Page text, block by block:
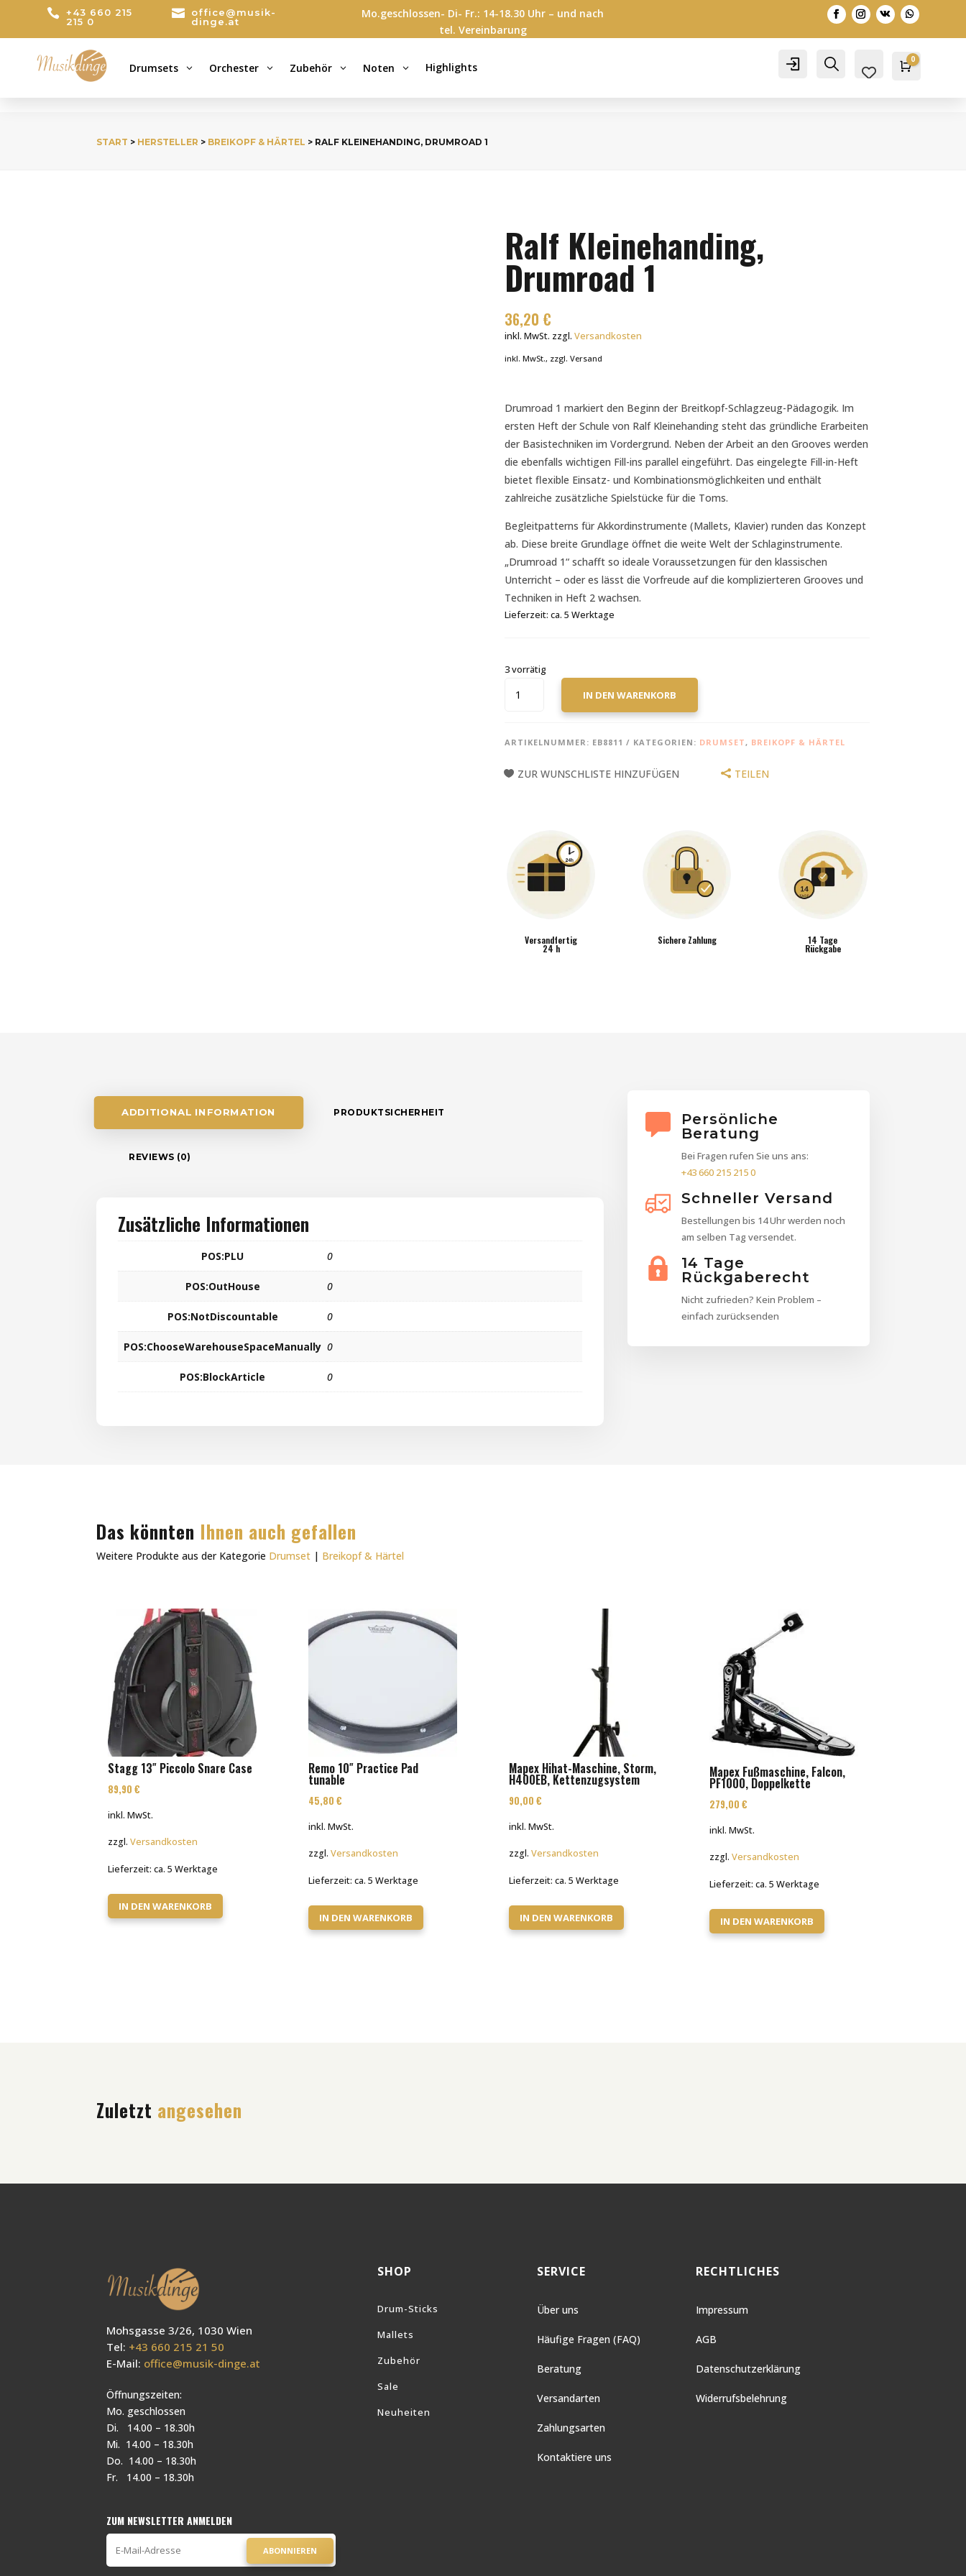
 +43 660 215
215 0

office@musik-
dinge.at
Mo.geschlossen- Di- Fr.: 14-18.30 Uhr – und nach
tel. Vereinbarung
Drumsets 3 Orchester 3 Zubehör 3 Noten 3 Highlights Account Search 0
START > HERSTELLER > BREIKOPF & HÄRTEL > RALF KLEINEHANDING, DRUMROAD 1
Ralf Kleinehanding,
Drumroad 1
36,20 €
inkl. MwSt. zzgl. Versandkosten
inkl. MwSt., zzgl. Versand
Drumroad 1 markiert den Beginn der Breitkopf-Schlagzeug-Pädagogik. Im
ersten Heft der Schule von Ralf Kleinehanding steht das gründliche Erarbeiten
der Basistechniken im Vordergrund. Neben der Arbeit an den Grooves werden
die ebenfalls wichtigen Fill-ins parallel eingeführt. Das eingelegte Fill-in-Heft
bietet flexible Einsatz- und Kombinationsmöglichkeiten und enthält
zahlreiche zusätzliche Spielstücke für die Toms.
Begleitpatterns für Akkordinstrumente (Mallets, Klavier) runden das Konzept
ab. Diese breite Grundlage öffnet die weite Welt der Schlaginstrumente.
„Drumroad 1“ schafft so ideale Voraussetzungen für den klassischen
Unterricht – oder es lässt die Vorfreude auf die komplizierteren Grooves und
Techniken in Heft 2 wachsen.
Lieferzeit: ca. 5 Werktage
3 vorrätig
KLEINEHANDING,
IN DEN WARENKORB
ARTIKELNUMMER: EB8811 KATEGORIEN: DRUMSET , BREIKOPF & HÄRTEL
ZUR WUNSCHLISTE HINZUFÜGEN TEILEN
Versandfertig
24 h
Sichere Zahlung 14 Tage
Rückgabe
ADDITIONAL INFORMATION PRODUKTSICHERHEIT
REVIEWS (0)
Zusätzliche Informationen
POS:PLU 0
POS:OutHouse 0
POS:NotDiscountable 0
POS:ChooseWarehouseSpaceManually 0
POS:BlockArticle 0
Persönliche
Beratung
Bei Fragen rufen Sie uns ans:
+43 660 215 215 0
Schneller Versand
Bestellungen bis 14 Uhr werden noch
am selben Tag versendet.
14 Tage
Rückgaberecht
Nicht zufrieden? Kein Problem –
einfach zurücksenden
Das könnten Ihnen auch gefallen
Weitere Produkte aus der Kategorie Drumset | Breikopf & Härtel
Stagg 13″ Piccolo Snare Case
89,90€
inkl. MwSt.
zzgl.Versandkosten
Lieferzeit:ca. 5 Werktage
IN DEN WARENKORB
Remo 10″ Practice Pad
tunable
45,80€
inkl. MwSt.
zzgl.Versandkosten
Lieferzeit:ca. 5 Werktage
IN DEN WARENKORB
Mapex Hihat-Maschine, Storm,
H400EB, Kettenzugsystem
90,00€
inkl. MwSt.
zzgl.Versandkosten
Lieferzeit:ca. 5 Werktage
IN DEN WARENKORB
Mapex Fußmaschine, Falcon,
PF1000, Doppelkette
279,00€
inkl. MwSt.
zzgl.Versandkosten
Lieferzeit:ca. 5 Werktage
IN DEN WARENKORB
Zuletzt angesehen
Mohsgasse 3/26, 1030 Wien
Tel: +43 660 215 21 50
E-Mail: office@musik-dinge.at
Öffnungszeiten:
Mo. geschlossen
Di. 14.00 – 18.30h
Mi. 14.00 – 18.30h
Do. 14.00 – 18.30h
Fr. 14.00 – 18.30h
ZUM NEWSLETTER ANMELDEN
ABONNIEREN
SHOP
Drum-Sticks
Mallets
Zubehör
Sale
Neuheiten
SERVICE
Über uns
Häufige Fragen (FAQ)
Beratung
Versandarten
Zahlungsarten
Kontaktiere uns
RECHTLICHES
Impressum
AGB
Datenschutzerklärung
Widerrufsbelehrung